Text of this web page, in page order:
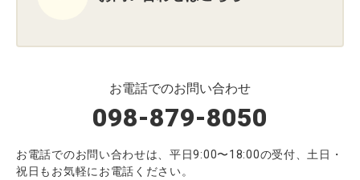
お電話でのお問い合わせ
098-879-8050
お電話でのお問い合わせは、平日9:00〜18:00の受付、土日・
祝日もお気軽にお電話ください。